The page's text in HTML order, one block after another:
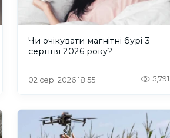
Чи очікувати магнітні бурі 3
серпня 2026 року?
02 сер. 2026 18:55 5,791